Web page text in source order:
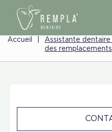
Accueil
Assistante
des remplacements